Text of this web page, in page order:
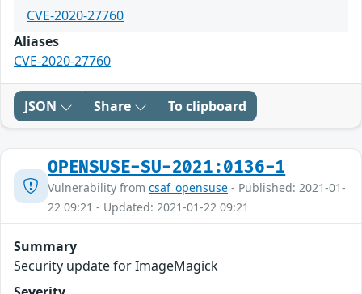
CVE-2020-27760
Aliases
CVE-2020-27760
JSON Share To clipboard
OPENSUSE-SU-2021:0136-1
Vulnerability from csaf_opensuse - Published: 2021-01-
22 09:21 - Updated: 2021-01-22 09:21
Summary
Security update for ImageMagick